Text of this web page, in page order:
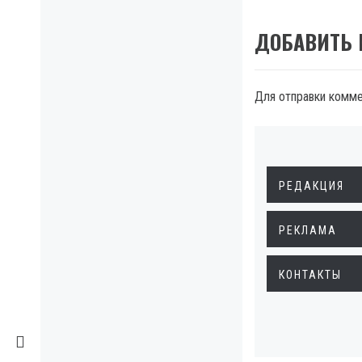
ДОБАВИТЬ
Для отправки
РЕДАКЦИЯ
РЕКЛАМА
КОНТАКТЫ